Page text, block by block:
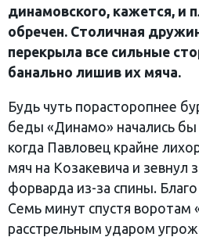
динамовского, кажется, и
обречен. Столичная
перекрыла все сильные
банально лишив их мяча.
Будь чуть порасторопнее
беды «Динамо» начались
когда Павловец крайне
мяч на Козакевича и зевнул
форварда из-за спины.
Семь минут спустя воротам
расстрельным ударом